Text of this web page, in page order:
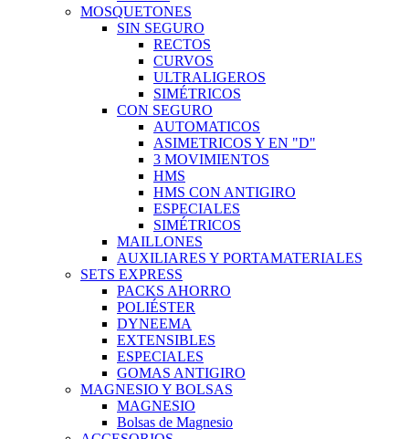
MOSQUETONES
SIN SEGURO
RECTOS
CURVOS
ULTRALIGEROS
SIMÉTRICOS
CON SEGURO
AUTOMATICOS
ASIMETRICOS Y EN "D"
3 MOVIMIENTOS
HMS
HMS CON ANTIGIRO
ESPECIALES
SIMÉTRICOS
MAILLONES
AUXILIARES Y PORTAMATERIALES
SETS EXPRESS
PACKS AHORRO
POLIÉSTER
DYNEEMA
EXTENSIBLES
ESPECIALES
GOMAS ANTIGIRO
MAGNESIO Y BOLSAS
MAGNESIO
Bolsas de Magnesio